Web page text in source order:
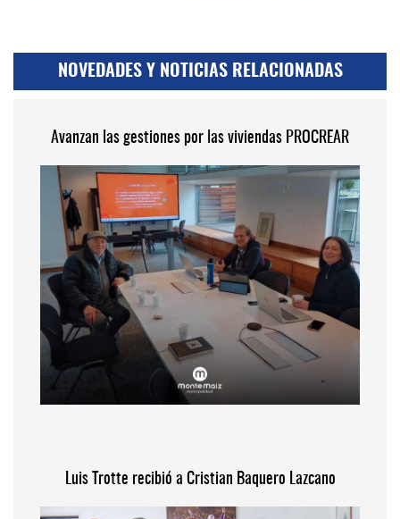
NOVEDADES Y NOTICIAS RELACIONADAS
Avanzan las gestiones por las viviendas PROCREAR
Luis Trotte recibió a Cristian Baquero Lazcano